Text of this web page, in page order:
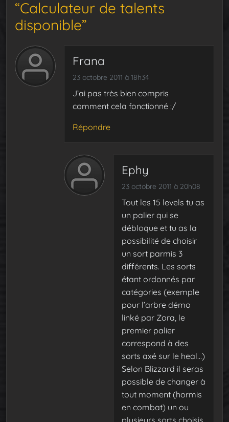
“Calculateur de talents
disponible”
Frana
23 octobre 2011 à 18h34
J’ai pas très bien compris
comment cela fonctionné :/
Répondre
Ephy
23 octobre 2011 à 20h08
Tout les 15 levels tu as
un palier qui se
débloque et tu as la
possibilité de choisir
un sort parmis 3
différents. Les sorts
étant ordonnés par
catégories (exemple
pour l’arbre démo
linké par Zora, le
premier palier
correspond à des
sorts axé sur le heal…)
Selon Blizzard il seras
possible de changer à
tout moment (hormis
en combat) un ou